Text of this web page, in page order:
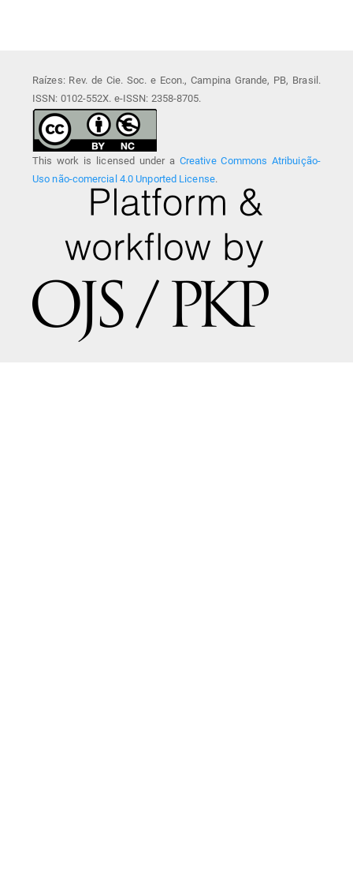
Raízes: Rev. de Cie. Soc. e Econ., Campina Grande, PB, Brasil.
ISSN: 0102-552X. e-ISSN: 2358-8705.
This work is licensed under a Creative Commons Atribuição-
Uso não-comercial 4.0 Unported License.